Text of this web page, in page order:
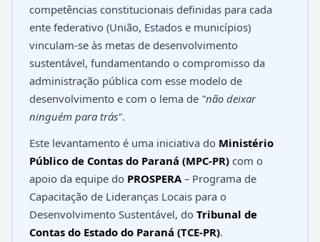
competências constitucionais definidas para cada
ente federativo (União, Estados e municípios)
vinculam-se às metas de desenvolvimento
sustentável, fundamentando o compromisso da
administração pública com esse modelo de
desenvolvimento e com o lema de "não deixar
ninguém para trás".
Este levantamento é uma iniciativa do Ministério
Público de Contas do Paraná (MPC-PR) com o
apoio da equipe do PROSPERA – Programa de
Capacitação de Lideranças Locais para o
Desenvolvimento Sustentável, do Tribunal de
Contas do Estado do Paraná (TCE-PR).